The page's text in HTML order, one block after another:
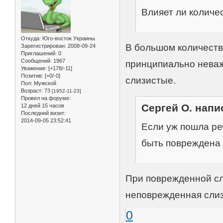
Откуда: Юго-восток Украины
Зарегистрирован: 2008-09-24
Приглашений: 0
Сообщений: 1967
Уважение: [+178/-11]
Позитив: [+0/-0]
Пол: Мужской
Возраст: 73 [1952-11-23]
Провел на форуме:
12 дней 15 часов
Последний визит:
2014-09-05 23:52:41
Влияет ли
В большом
принципиально
слизистые.
Сергей О.
Если уж пошла
быть повреждена
При поврежденной
неповрежденная
0